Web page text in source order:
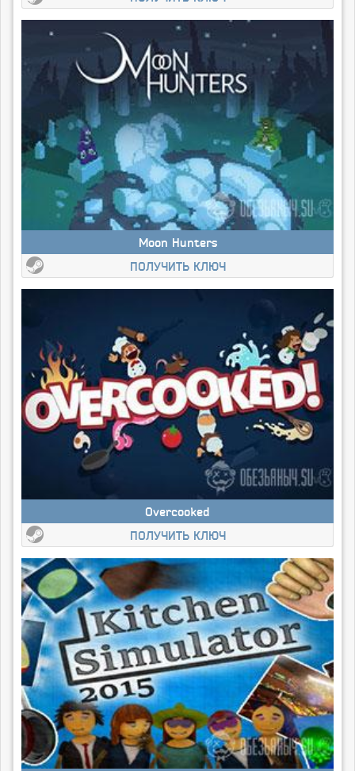
Moon Hunters
ПОЛУЧИТЬ КЛЮЧ
Overcooked
ПОЛУЧИТЬ КЛЮЧ